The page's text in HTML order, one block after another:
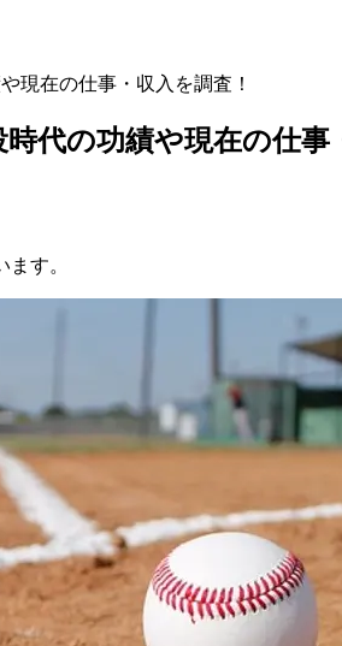
現在の仕事・収入を調査！
代の功績や現在の仕事
す。